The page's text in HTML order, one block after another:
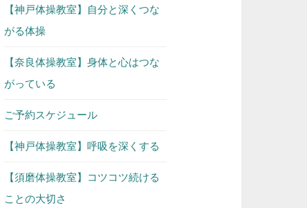
【神戸体操教室】自分と深くつな
がる体操
【奈良体操教室】身体と心はつな
がっている
ご予約スケジュール
【神戸体操教室】呼吸を深くする
【須磨体操教室】コツコツ続ける
ことの大切さ